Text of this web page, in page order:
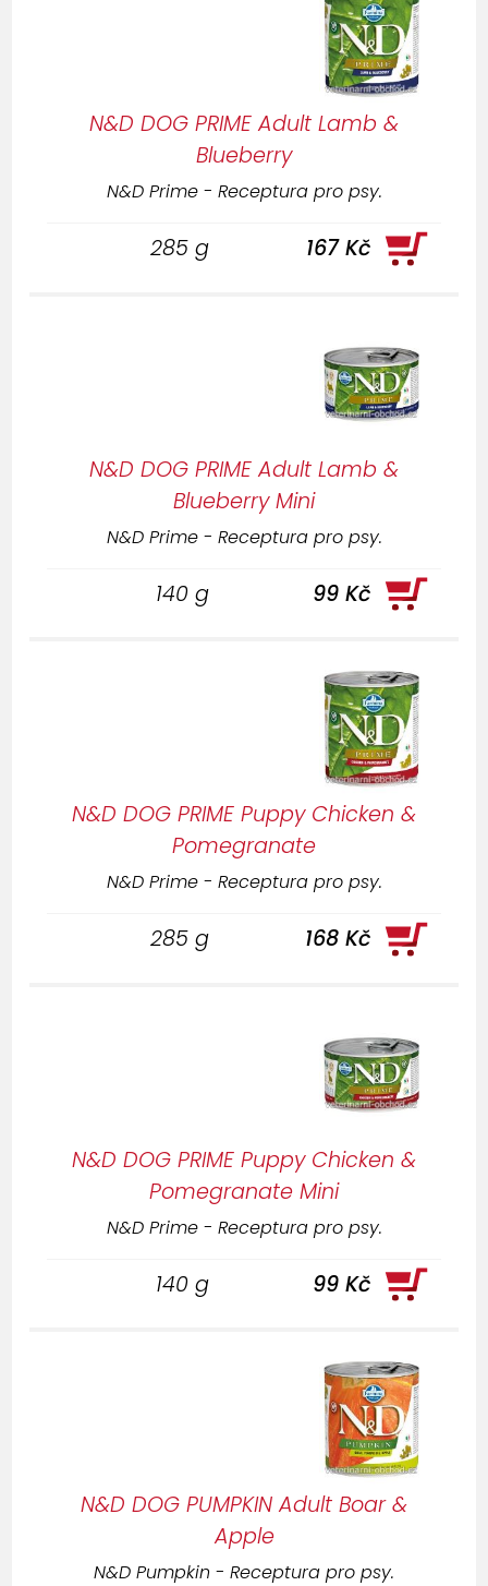
N&D DOG PRIME Adult Lamb &
Blueberry
N&D Prime - Receptura pro psy.
285 g 167 Kč
N&D DOG PRIME Adult Lamb &
Blueberry Mini
N&D Prime - Receptura pro psy.
140 g 99 Kč
N&D DOG PRIME Puppy Chicken &
Pomegranate
N&D Prime - Receptura pro psy.
285 g 168 Kč
N&D DOG PRIME Puppy Chicken &
Pomegranate Mini
N&D Prime - Receptura pro psy.
140 g 99 Kč
N&D DOG PUMPKIN Adult Boar &
Apple
N&D Pumpkin - Receptura pro psy.